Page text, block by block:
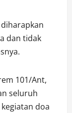
dan tidak
101/Ant,
seluruh
doa